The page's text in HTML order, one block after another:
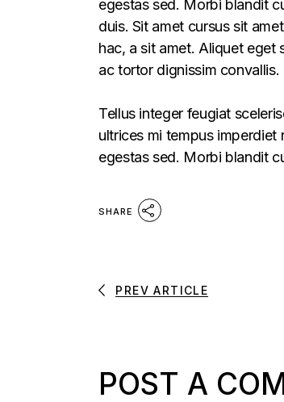
egestas sed. Morbi blandit
duis. Sit amet cursus sit
hac, a sit amet. Aliquet eget
ac tortor dignissim convallis.
Tellus integer feugiat
ultrices mi tempus imperdiet
egestas sed. Morbi blandit
SHARE
PREV ARTICLE
POST A